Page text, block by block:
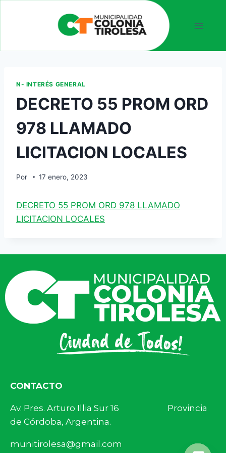
N- INTERÉS GENERAL
DECRETO 55 PROM ORD
978 LLAMADO
LICITACION LOCALES
Por 17 enero, 2023
DECRETO 55 PROM ORD 978 LLAMADO
LICITACION LOCALES
CONTACTO
Av. Pres. Arturo Illia Sur 16 Provincia
de Córdoba, Argentina.
munitirolesa@gmail.com